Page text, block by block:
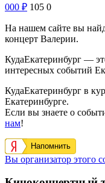
000 ₽ 105 0
На нашем сайте вы
концерт Валерии.
КудаЕкатеринбург —
интересных событий
КудаЕкатеринбург в
Екатеринбурге.
Если вы знаете о
нам!
Напомнить
Вы организатор этого